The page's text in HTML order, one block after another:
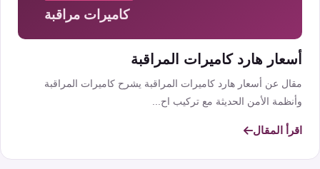
أسعار هارد كاميرات المراقبة
مقال عن أسعار هارد كاميرات المراقبة يشرح كاميرات المراقبة
وأنظمة الأمن الحديثة مع تركيب اح...
اقرأ المقال